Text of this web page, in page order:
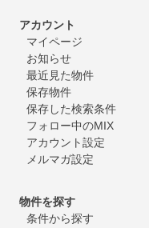
アカウント
マイページ
お知らせ
最近見た物件
保存物件
保存した検索条件
フォロー中のMIX
アカウント設定
メルマガ設定
物件を探す
条件から探す